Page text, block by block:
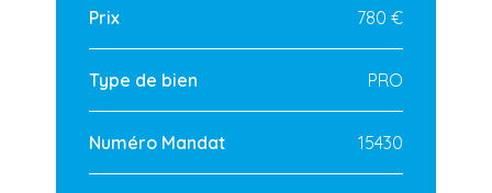
Prix 780 €
Type de bien PRO
Numéro Mandat 15430